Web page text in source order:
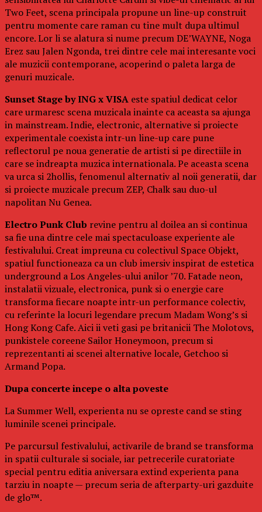
Two Feet, scena principala propune un line-up construit
pentru momente care raman cu tine mult dupa ultimul
encore. Lor li se alatura si nume precum DE’WAYNE, Noga
Erez sau Jalen Ngonda, trei dintre cele mai interesante voci
ale muzicii contemporane, acoperind o paleta larga de
genuri muzicale.
Sunset Stage by ING x VISA este spatiul dedicat celor
care urmaresc scena muzicala inainte ca aceasta sa ajunga
in mainstream. Indie, electronic, alternative si proiecte
experimentale coexista intr-un line-up care pune
reflectorul pe noua generatie de artisti si pe directiile in
care se indreapta muzica internationala. Pe aceasta scena
va urca si 2hollis, fenomenul alternativ al noii generatii, dar
si proiecte muzicale precum ZEP, Chalk sau duo-ul
napolitan Nu Genea.
Electro Punk Club revine pentru al doilea an si continua
sa fie una dintre cele mai spectaculoase experiente ale
festivalului. Creat impreuna cu colectivul Space Objekt,
spatiul functioneaza ca un club imersiv inspirat de estetica
underground a Los Angeles-ului anilor ’70. Fatade neon,
instalatii vizuale, electronica, punk si o energie care
transforma fiecare noapte intr-un performance colectiv,
cu referinte la locuri legendare precum Madam Wong’s si
Hong Kong Cafe. Aici ii veti gasi pe britanicii The Molotovs,
punkistele coreene Sailor Honeymoon, precum si
reprezentanti ai scenei alternative locale, Getchoo si
Armand Popa.
Dupa concerte incepe o alta poveste
La Summer Well, experienta nu se opreste cand se sting
luminile scenei principale.
Pe parcursul festivalului, activarile de brand se transforma
in spatii culturale si sociale, iar petrecerile curatoriate
special pentru editia aniversara extind experienta pana
tarziu in noapte — precum seria de afterparty-uri gazduite
de glo™.